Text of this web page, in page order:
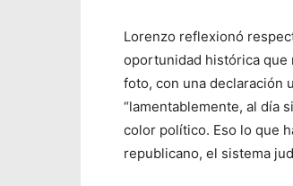
Lorenzo reflexionó
oportunidad histórica que
foto, con una declaración
“lamentablemente, al día
color político. Eso lo que
republicano, el sistema